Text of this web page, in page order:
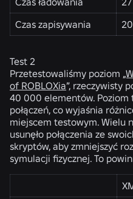
Czas zapisywania
Test 2
Przetestowaliśmy poziom
of ROBLOXia”, rzeczywisty
40 000 elementów. Poziom
połączeń, co wyjaśnia
miejscem testowym. Wielu
usunęło połączenia ze
skryptów, aby zmniejszyć
symulacji fizycznej. To